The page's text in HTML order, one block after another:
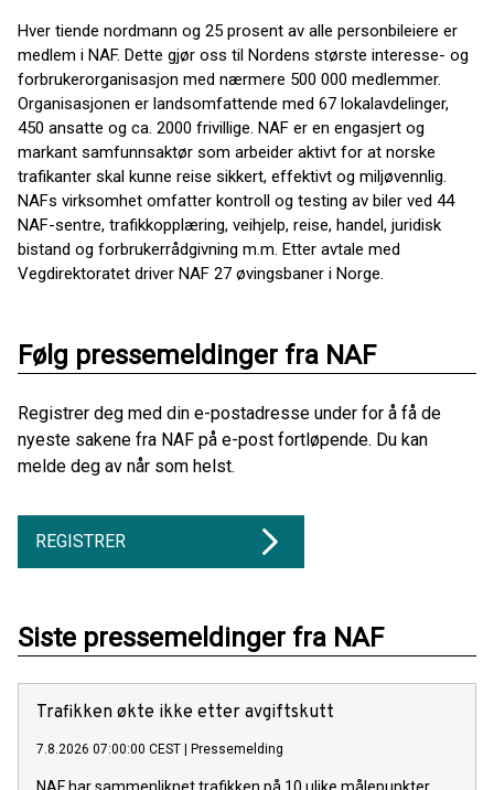
Hver tiende nordmann og 25 prosent av alle personbileiere er
medlem i NAF. Dette gjør oss til Nordens største interesse- og
forbrukerorganisasjon med nærmere 500 000 medlemmer.
Organisasjonen er landsomfattende med 67 lokalavdelinger,
450 ansatte og ca. 2000 frivillige. NAF er en engasjert og
markant samfunnsaktør som arbeider aktivt for at norske
trafikanter skal kunne reise sikkert, effektivt og miljøvennlig.
NAFs virksomhet omfatter kontroll og testing av biler ved 44
NAF-sentre, trafikkopplæring, veihjelp, reise, handel, juridisk
bistand og forbrukerrådgivning m.m. Etter avtale med
Vegdirektoratet driver NAF 27 øvingsbaner i Norge.
Følg pressemeldinger fra NAF
Registrer deg med din e-postadresse under for å få de
nyeste sakene fra NAF på e-post fortløpende. Du kan
melde deg av når som helst.
REGISTRER
Siste pressemeldinger fra NAF
Trafikken økte ikke etter avgiftskutt
7.8.2026 07:00:00 CEST Pressemelding